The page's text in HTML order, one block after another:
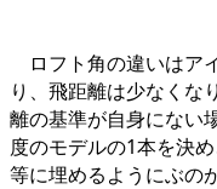
ロフト角の違いはア
り、飛距離は少なくな
離の基準が自身にない
度のモデルの1本を決
等に埋めるようにぶの